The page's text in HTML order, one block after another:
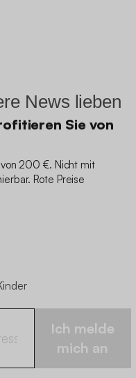
News lieben
Sie von
200 €. Nicht mit
Rote Preise
Ich melde
mich an